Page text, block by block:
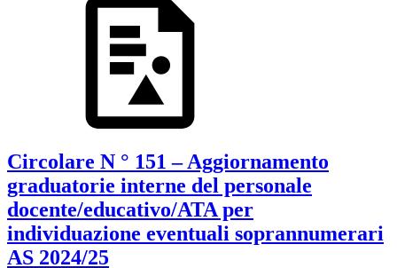
Circolare N ° 151 – Aggiornamento
graduatorie interne del personale
docente/educativo/ATA per
individuazione eventuali soprannumerari
AS 2024/25